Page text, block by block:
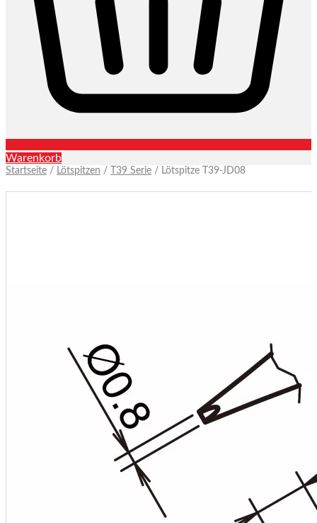
Warenkorb
Startseite / Lötspitzen / T39 Serie / Lötspitze T39-JD08